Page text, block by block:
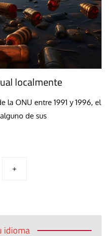
localmente
la ONU entre 1991 y 1996, el
de sus
+
idioma